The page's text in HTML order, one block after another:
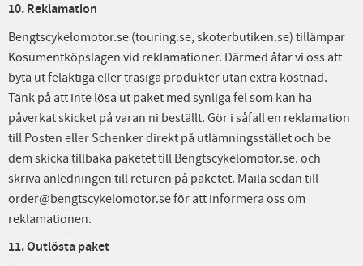
10. Reklamation
Bengtscykelomotor.se (touring.se, skoterbutiken.se) tillämpar
Kosumentköpslagen vid reklamationer. Därmed åtar vi oss att
byta ut felaktiga eller trasiga produkter utan extra kostnad.
Tänk på att inte lösa ut paket med synliga fel som kan ha
påverkat skicket på varan ni beställt. Gör i såfall en reklamation
till Posten eller Schenker direkt på utlämningsstället och be
dem skicka tillbaka paketet till Bengtscykelomotor.se. och
skriva anledningen till returen på paketet. Maila sedan till
order@bengtscykelomotor.se för att informera oss om
reklamationen.
11. Outlösta paket